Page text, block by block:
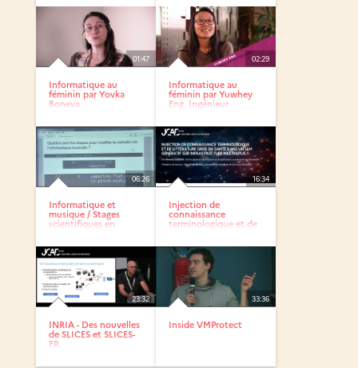
01:47
Informatique au
féminin par Yovka
Boneva
02:29
Informatique au
féminin par Yuwhey
Eng, Ingénieur
06:26
Informatique et
musique / Stages
scientifiques en
16:34
Injection de
connaissance
terminologique et de
23:32
INRIA - Des nouvelles
de SLICES et SLICES-
FR
33:36
Inside VMProtect